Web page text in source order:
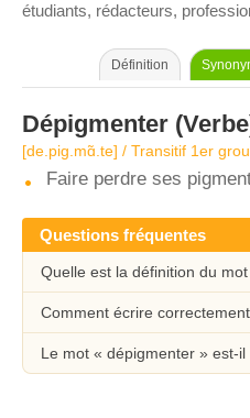
étudiants, rédacteurs,
Définition
Dépigmenter
[de.piɡ.mɑ̃.te] / Transitif 1er
Faire perdre ses
Questions fréquentes
Quelle est la définition du
Comment écrire
Le mot « dépigmenter » est-